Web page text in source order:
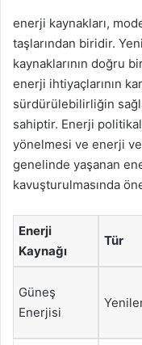
enerji kaynakları,
taşlarından biridir.
kaynaklarının doğru
enerji ihtiyaçlarının
sürdürülebilirliğin
sahiptir. Enerji
yönelmesi ve enerji
genelinde yaşanan
kavuşturulmasında
Enerji
Kaynağı
Tür
Güneş
Enerjisi